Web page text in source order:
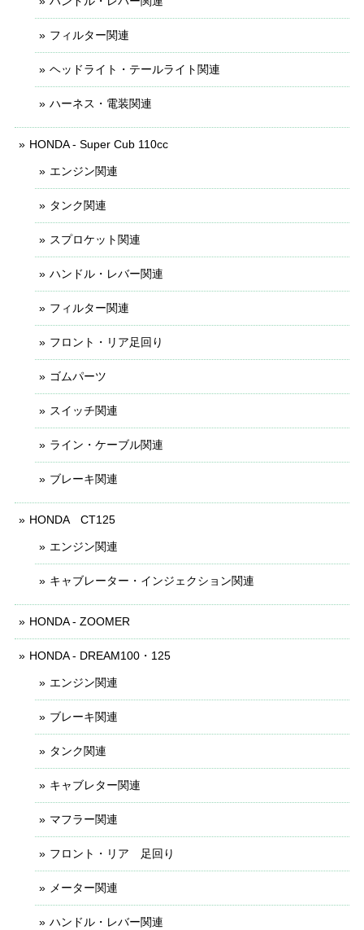
フィルター関連
ヘッドライト・テールライト関連
ハーネス・電装関連
HONDA - Super Cub 110cc
エンジン関連
タンク関連
スプロケット関連
ハンドル・レバー関連
フィルター関連
フロント・リア足回り
ゴムパーツ
スイッチ関連
ライン・ケーブル関連
ブレーキ関連
HONDA CT125
エンジン関連
キャブレーター・インジェクション関連
HONDA - ZOOMER
HONDA - DREAM100・125
エンジン関連
ブレーキ関連
タンク関連
キャブレター関連
マフラー関連
フロント・リア 足回り
メーター関連
ハンドル・レバー関連